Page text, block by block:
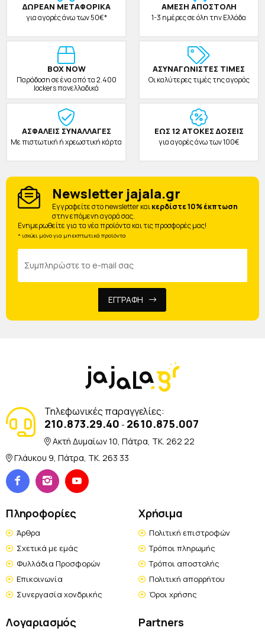
ΔΩΡΕAΝ ΜΕΤΑΦΟΡΙΚΑ
για αγορές άνω των 50€*
ΑΜΕΣΗ ΑΠΟΣΤΟΛΗ
1-3 ημέρες σε όλη την Ελλάδα
BOX NOW
Παράδοση σε ένα από τα 2.400
lockers πανελλαδικά
ΑΣΥΝΑΓΩΝΙΣΤΕΣ ΤΙΜΕΣ
Οι καλύτερες τιμές της αγοράς
ΑΣΦΑΛΕΙΣ ΣΥΝΑΛΛΑΓΕΣ
Με πιστωτική ή χρεωστική κάρτα
ΕΩΣ 12 ΑΤΟΚΕΣ ΔΟΣΕΙΣ
για αγορές άνω των 100€
Newsletter jajala.gr
Eγγραφείτε στο newsletter καικερδίστε 10% έκπτωση
στην επόμενη αγορά σας.
Ενημερωθείτε για τα νέα προϊόντα και τις προσφορές μας!
* ισχύει μόνο για μη εκπτωτικά προϊόντα
ΕΓΓΡΑΦΗ
Τηλεφωνικές παραγγελίες:
210.873.29.40 - 2610.875.007
Ακτή Δυμαίων 10, Πάτρα, TK. 262 22
Γλάυκου 9, Πάτρα, TK. 263 33
Πληροφορίες
Άρθρα
Σχετικά με εμάς
Φυλλάδια Προσφορών
Επικοινωνία
Συνεργασία χονδρικής
Χρήσιμα
Πολιτική επιστροφών
Τρόποι πληρωμής
Τρόποι αποστολής
Πολιτική απορρήτου
Όροι χρήσης
Λογαριασμός Partners